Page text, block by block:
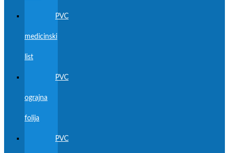
PVC
medicinski
list
PVC
ograjna
folija
PVC